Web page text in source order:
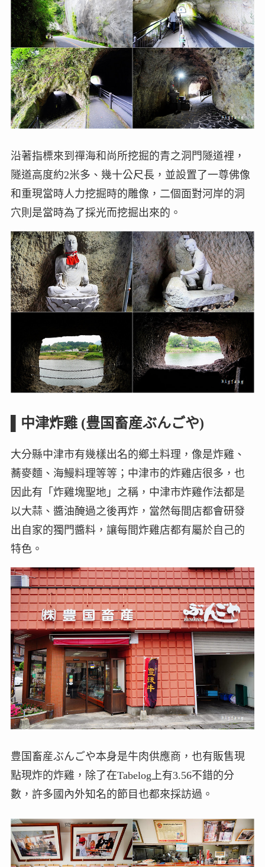
沿著指標來到禪海和尚所挖掘的青之洞門隧道裡，
隧道高度約2米多、幾十公尺長，並設置了一尊佛像
和重現當時人力挖掘時的雕像，二個面對河岸的洞
穴則是當時為了採光而挖掘出來的。
▌中津炸雞 (豊国畜産ぶんごや)
大分縣中津市有幾樣出名的鄉土料理，像是炸雞、
蕎麥麵、海鰻料理等等；中津市的炸雞店很多，也
因此有「炸雞塊聖地」之稱，中津市炸雞作法都是
以大蒜、醬油醃過之後再炸，當然每間店都會研發
出自家的獨門醬料，讓每間炸雞店都有屬於自己的
特色。
豊国畜産ぶんごや本身是牛肉供應商，也有販售現
點現炸的炸雞，除了在Tabelog上有3.56不錯的分
數，許多國內外知名的節目也都來採訪過。